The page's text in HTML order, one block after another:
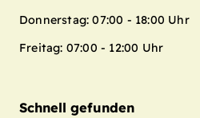
Donnerstag: 07:00 - 18:00 Uhr
Freitag: 07:00 - 12:00 Uhr
Schnell gefunden